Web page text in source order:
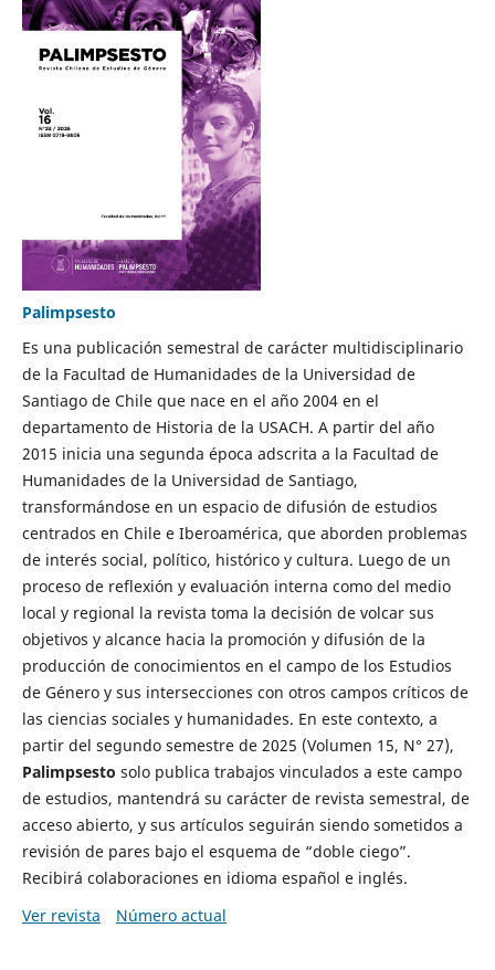
Palimpsesto
Es una publicación semestral de carácter multidisciplinario
de la Facultad de Humanidades de la Universidad de
Santiago de Chile que nace en el año 2004 en el
departamento de Historia de la USACH. A partir del año
2015 inicia una segunda época adscrita a la Facultad de
Humanidades de la Universidad de Santiago,
transformándose en un espacio de difusión de estudios
centrados en Chile e Iberoamérica, que aborden problemas
de interés social, político, histórico y cultura. Luego de un
proceso de reflexión y evaluación interna como del medio
local y regional la revista toma la decisión de volcar sus
objetivos y alcance hacia la promoción y difusión de la
producción de conocimientos en el campo de los Estudios
de Género y sus intersecciones con otros campos críticos de
las ciencias sociales y humanidades. En este contexto, a
partir del segundo semestre de 2025 (Volumen 15, N° 27),
Palimpsesto solo publica trabajos vinculados a este campo
de estudios, mantendrá su carácter de revista semestral, de
acceso abierto, y sus artículos seguirán siendo sometidos a
revisión de pares bajo el esquema de “doble ciego”.
Recibirá colaboraciones en idioma español e inglés.
Ver revista
Número actual